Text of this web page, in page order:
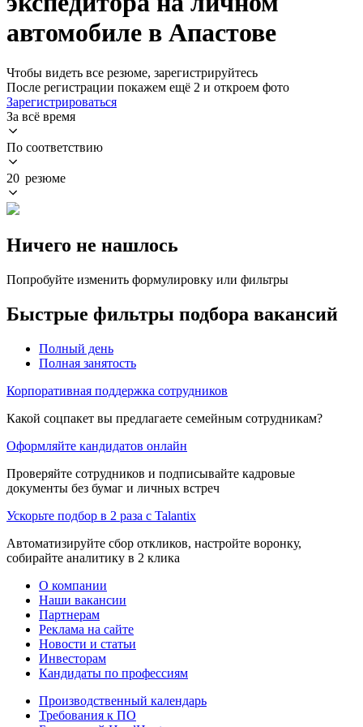
автомобиле в Апастове
Чтобы видеть все резюме, зарегистрируйтесь
После регистрации покажем ещё 2 и откроем фото
Зарегистрироваться
За всё время
По соответствию
20 резюме
Ничего не нашлось
Попробуйте изменить формулировку или фильтры
Быстрые фильтры подбора вакансий
Полный день
Полная занятость
Корпоративная поддержка сотрудников
Какой соцпакет вы предлагаете семейным сотрудникам?
Оформляйте кандидатов онлайн
Проверяйте сотрудников и подписывайте кадровые
документы без бумаг и личных встреч
Ускорьте подбор в 2 раза с Talantix
Автоматизируйте сбор откликов, настройте воронку,
собирайте аналитику в 2 клика
О компании
Наши вакансии
Партнерам
Реклама на сайте
Новости и статьи
Инвесторам
Кандидаты по профессиям
Производственный календарь
Требования к ПО